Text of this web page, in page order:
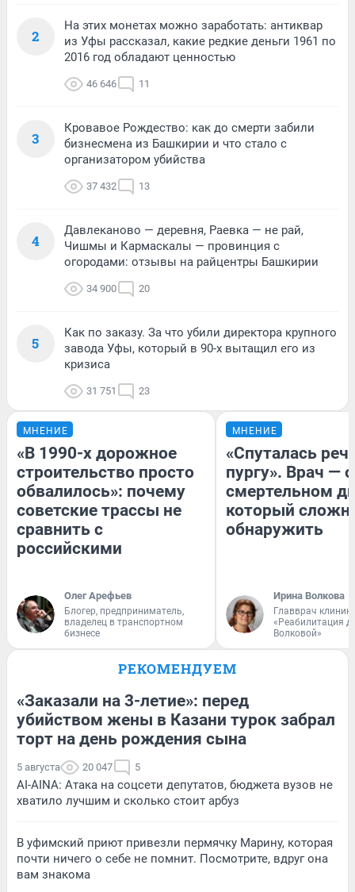
2
На этих монетах можно заработать: антиквар
из Уфы рассказал, какие редкие деньги 1961 по
2016 год обладают ценностью
46 646 11
3
Кровавое Рождество: как до смерти забили
бизнесмена из Башкирии и что стало с
организатором убийства
37 432 13
4
Давлеканово — деревня, Раевка — не рай,
Чишмы и Кармаскалы — провинция с
огородами: отзывы на райцентры Башкирии
34 900 20
5
Как по заказу. За что убили директора крупного
завода Уфы, который в 90-х вытащил его из
кризиса
31 751 23
МНЕНИЕ
«В 1990-х дорожное
строительство просто
обвалилось»: почему
советские трассы не
сравнить с
российскими
Олег Арефьев
Блогер, предприниматель,
владелец в транспортном
бизнесе
МНЕНИЕ
«Спуталась
пургу». Врач — о
смертельном
который
обнаружить
Ирина Волкова
Главврач
«Реабилитация
Волковой»
РЕКОМЕНДУЕМ
«Заказали на 3-летие»: перед
убийством жены в Казани турок забрал
торт на день рождения сына
5 августа 20 047 5
AI-AINA: Атака на соцсети депутатов, бюджета вузов не
хватило лучшим и сколько стоит арбуз
В уфимский приют привезли пермячку Марину, которая
почти ничего о себе не помнит. Посмотрите, вдруг она
вам знакома